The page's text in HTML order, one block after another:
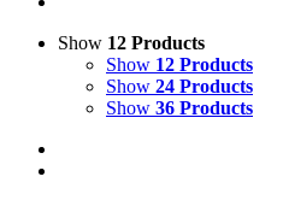
Show 12 Products
Show 12 Products
Show 24 Products
Show 36 Products